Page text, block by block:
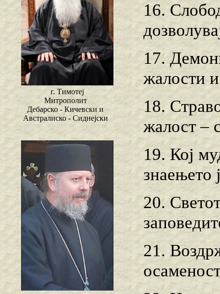
г. Тимотеј
Митрополит
Дебарско - Кичевски и
Австралиско - Сиднејски
16.
17.
жалости
18.
жалост –
19. Кој
знаењето
20.
21.